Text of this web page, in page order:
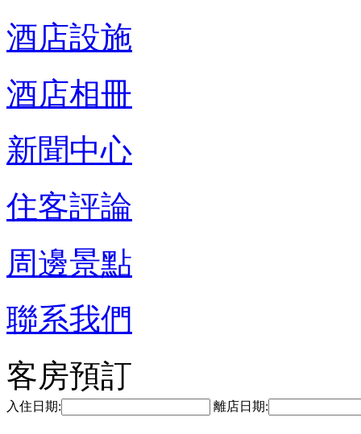
酒店設施
酒店相冊
新聞中心
住客評論
周邊景點
聯系我們
客房預訂
入住日期: 離店日期: